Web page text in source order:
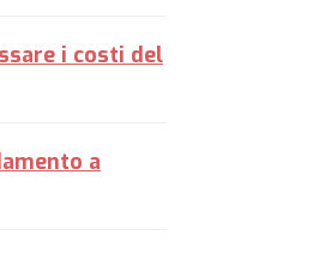
i costi del
a